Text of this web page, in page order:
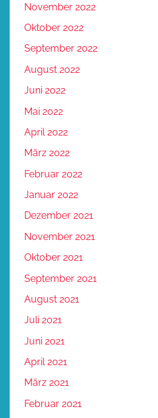
November 2022
Oktober 2022
September 2022
August 2022
Juni 2022
Mai 2022
April 2022
März 2022
Februar 2022
Januar 2022
Dezember 2021
November 2021
Oktober 2021
September 2021
August 2021
Juli 2021
Juni 2021
April 2021
März 2021
Februar 2021